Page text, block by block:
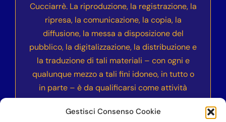
Gestisci Consenso Cookie
Cucciarrè. La riproduzione, la registrazione, la
ripresa, la comunicazione, la copia, la
diffusione, la messa a disposizione del
pubblico, la digitalizzazione, la distribuzione e
la traduzione di tali materiali – con ogni e
qualunque mezzo a tali fini idoneo, in tutto o
in parte – è da qualificarsi come attività
illecita e sarà sanzionata civilmente e
penalmente secondo le normative vigenti